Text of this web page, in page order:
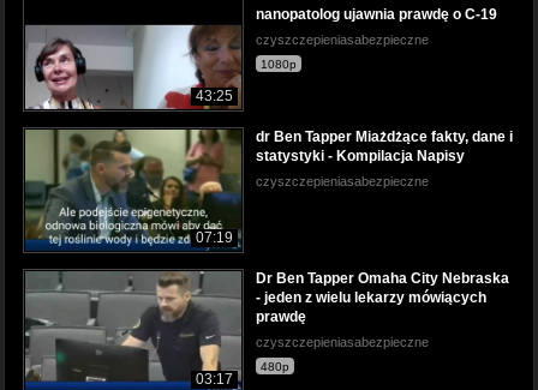
43:25
nanopatolog ujawnia prawdę o C-19
czyszczepieniasabezpieczne
1080p
07:19
dr Ben Tapper Miażdżące fakty, dane i
statystyki - Kompilacja Napisy
czyszczepieniasabezpieczne
03:17
Dr Ben Tapper Omaha City Nebraska
- jeden z wielu lekarzy mówiących
prawdę
czyszczepieniasabezpieczne
480p